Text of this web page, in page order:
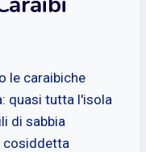
le caraibiche
quasi tutta l'isola
di sabbia
cosiddetta